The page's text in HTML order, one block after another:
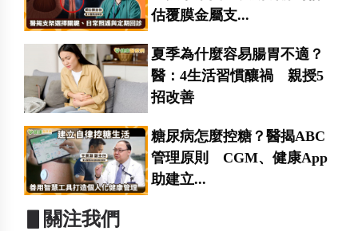
估覆膜金屬支...
夏季為什麼容易腸胃不適？
醫：4生活習慣釀禍 親授5
招改善
糖尿病怎麼控糖？醫揭ABC
管理原則 CGM、健康App
助建立...
▋關注我們